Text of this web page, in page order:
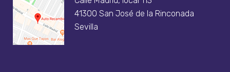
41300 San José de la Rinconada
Sevilla